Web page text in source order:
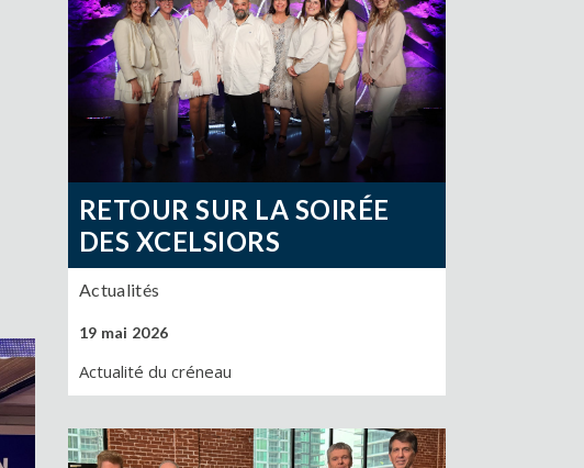
RETOUR SUR LA SOIRÉE
DES XCELSIORS
Actualités
19 mai 2026
Actualité du créneau